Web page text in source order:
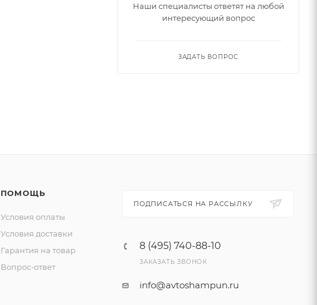
Наши специалисты ответят на любой
интересующий вопрос
ЗАДАТЬ ВОПРОС
ПОМОЩЬ
Условия оплаты
Условия доставки
Гарантия на товар
Вопрос-ответ
ПОДПИСАТЬСЯ НА РАССЫЛКУ
8 (495) 740-88-10
ЗАКАЗАТЬ ЗВОНОК
info@avtoshampun.ru